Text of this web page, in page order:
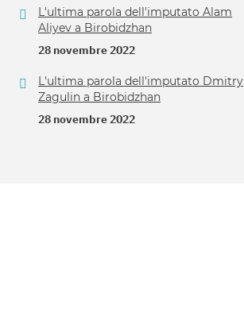
L'ultima parola dell'imputato Alam
Aliyev a Birobidzhan
28 novembre 2022
L'ultima parola dell'imputato Dmitry
Zagulin a Birobidzhan
28 novembre 2022